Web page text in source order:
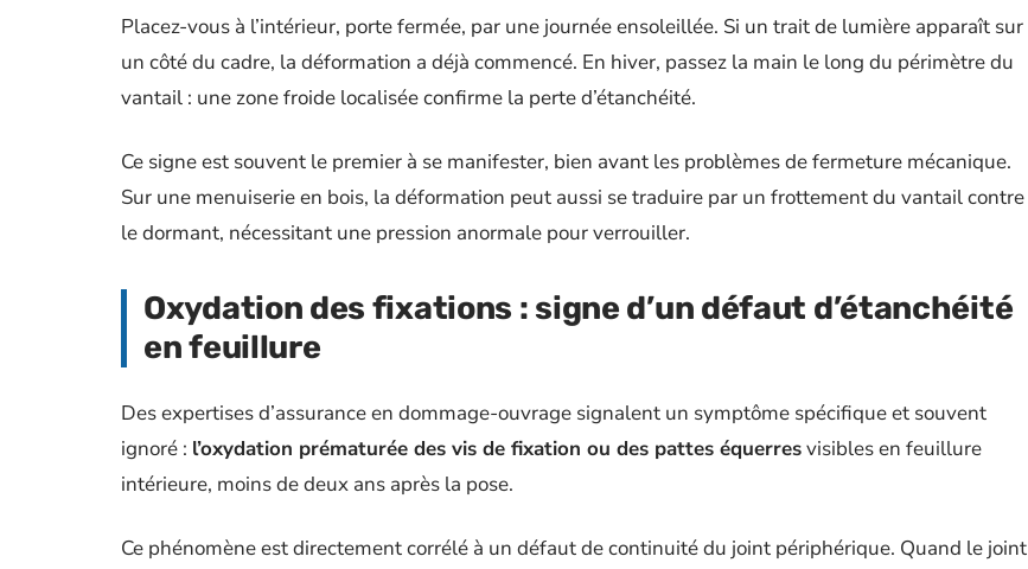
Placez-vous à l’intérieur, porte fermée, par une journée ensoleillée. Si un trait de lumière apparaît sur
un côté du cadre, la déformation a déjà commencé. En hiver, passez la main le long du périmètre du
vantail : une zone froide localisée confirme la perte d’étanchéité.
Ce signe est souvent le premier à se manifester, bien avant les problèmes de fermeture mécanique.
Sur une menuiserie en bois, la déformation peut aussi se traduire par un frottement du vantail contre
le dormant, nécessitant une pression anormale pour verrouiller.
Oxydation des fixations : signe d’un défaut d’étanchéité
en feuillure
Des expertises d’assurance en dommage-ouvrage signalent un symptôme spécifique et souvent
ignoré : l’oxydation prématurée des vis de fixation ou des pattes équerresvisibles en feuillure
intérieure, moins de deux ans après la pose.
Ce phénomène est directement corrélé à un défaut de continuité du joint périphérique. Quand le joint